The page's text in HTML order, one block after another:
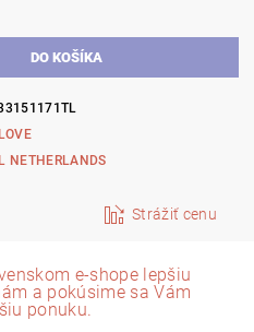
NETHERLANDS
Strážiť cenu
e-shope lepšiu
a pokúsime sa Vám
ponuku.